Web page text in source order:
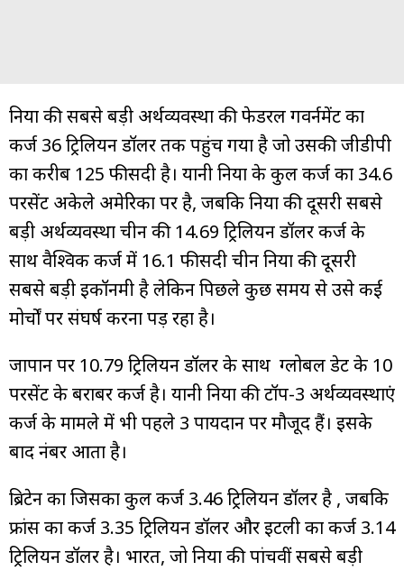
दुनिया की सबसे बड़ी अर्थव्यवस्था की फेडरल गवर्नमेंट का
कर्ज 36 ट्रिलियन डॉलर तक पहुंच गया है जो उसकी जीडीपी
का करीब 125 फीसदी है। यानी दुनिया के कुल कर्ज का 34.6
परसेंट अकेले अमेरिका पर है, जबकि दुनिया की दूसरी सबसे
बड़ी अर्थव्यवस्था चीन की 14.69 ट्रिलियन डॉलर कर्ज के
साथ वैश्विक कर्ज में 16.1 फीसदी चीन दुनिया की दूसरी
सबसे बड़ी इकॉनमी है लेकिन पिछले कुछ समय से उसे कई
मोर्चों पर संघर्ष करना पड़ रहा है।
जापान पर 10.79 ट्रिलियन डॉलर के साथ ग्लोबल डेट के 10
परसेंट के बराबर कर्ज है। यानी दुनिया की टॉप-3 अर्थव्यवस्थाएं
कर्ज के मामले में भी पहले 3 पायदान पर मौजूद हैं। इसके
बाद नंबर आता है।
ब्रिटेन का जिसका कुल कर्ज 3.46 ट्रिलियन डॉलर है , जबकि
फ्रांस का कर्ज 3.35 ट्रिलियन डॉलर और इटली का कर्ज 3.14
ट्रिलियन डॉलर है। भारत, जो दुनिया की पांचवीं सबसे बड़ी